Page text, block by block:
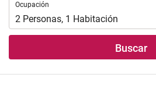
Ocupación
Ocupación
2 Personas, 1 Habitación
Buscar